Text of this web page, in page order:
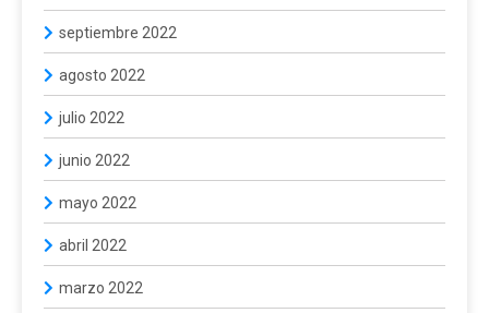
septiembre 2022
agosto 2022
julio 2022
junio 2022
mayo 2022
abril 2022
marzo 2022